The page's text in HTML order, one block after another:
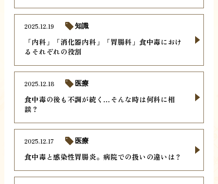
「内科」「消化器内科」「胃腸科」食中毒におけ
るそれぞれの役割
2025.12.19 知識
食中毒の後も不調が続く…そんな時は何科に相
談？
2025.12.18 医療
食中毒と感染性胃腸炎。病院での扱いの違いは？
2025.12.17 医療